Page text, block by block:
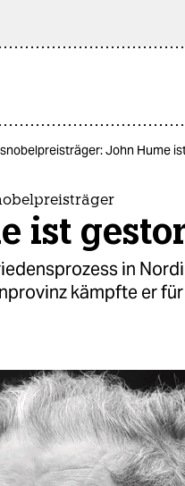
John Hume
ist
in
kämpfte er